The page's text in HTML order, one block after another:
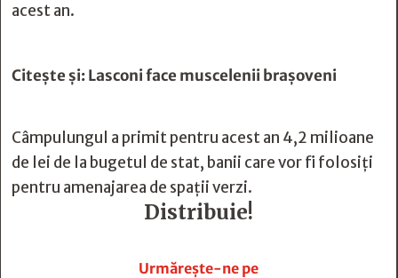
acest an.
Citește și:Lasconi face muscelenii brașoveni
Câmpulungul a primit pentru acest an 4,2 milioane
de lei de la bugetul de stat, banii care vor fi folosiți
pentru amenajarea de spații verzi.
Distribuie!
Urmărește-ne pe